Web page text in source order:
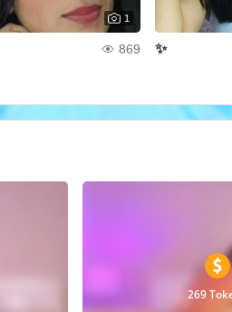
1
869 ✨
269